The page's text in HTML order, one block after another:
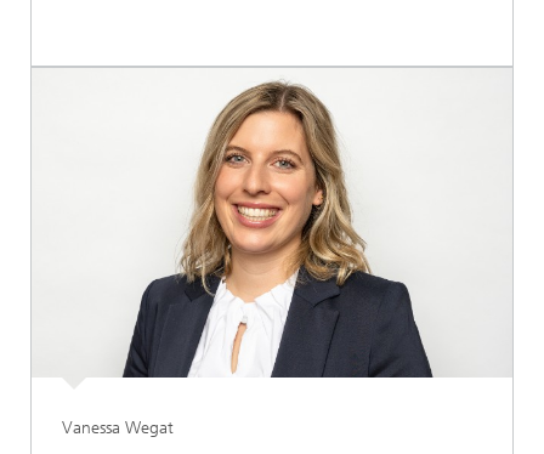
Vanessa Wegat